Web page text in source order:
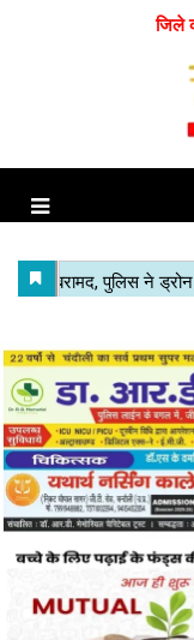
जिले